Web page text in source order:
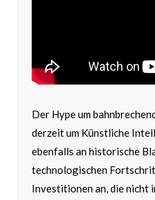
Der Hype um
derzeit um Künstliche
ebenfalls an historische
technologischen
Investitionen an, die nicht